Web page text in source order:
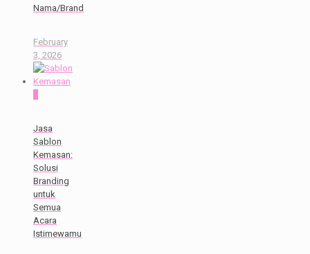
Nama/Brand
February
3, 2026
Jasa
Sablon
Kemasan:
Solusi
Branding
untuk
Semua
Acara
Istimewamu